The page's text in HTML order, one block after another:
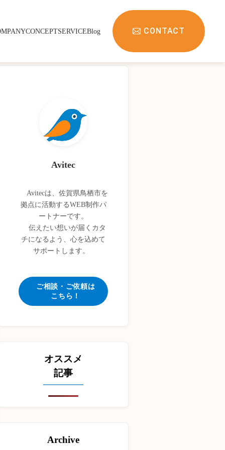
CONCEPTSERVICEBlog CONTACT
Avitec
Avitecは、佐賀県鳥栖市を
拠点に活動するWEB制作パ
ートナーです。
伝えたい想いが届くカタ
チになるよう、心を込めて
サポートします。
ご相談・ご依頼は
こちら！
オススメ
記事
Archive